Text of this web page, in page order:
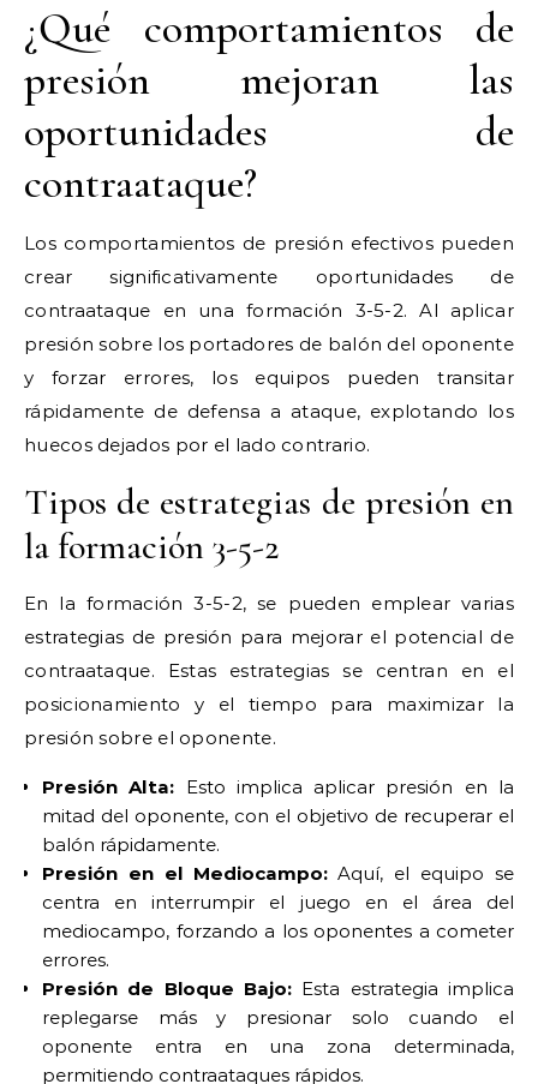
¿Qué comportamientos de
presión mejoran las
oportunidades de
contraataque?
Los comportamientos de presión efectivos pueden
crear significativamente oportunidades de
contraataque en una formación 3-5-2. Al aplicar
presión sobre los portadores de balón del oponente
y forzar errores, los equipos pueden transitar
rápidamente de defensa a ataque, explotando los
huecos dejados por el lado contrario.
Tipos de estrategias de presión en
la formación 3-5-2
En la formación 3-5-2, se pueden emplear varias
estrategias de presión para mejorar el potencial de
contraataque. Estas estrategias se centran en el
posicionamiento y el tiempo para maximizar la
presión sobre el oponente.
Presión Alta: Esto implica aplicar presión en la
mitad del oponente, con el objetivo de recuperar el
balón rápidamente.
Presión en el Mediocampo:Aquí, el equipo se
centra en interrumpir el juego en el área del
mediocampo, forzando a los oponentes a cometer
errores.
Presión de Bloque Bajo: Esta estrategia implica
replegarse más y presionar solo cuando el
oponente entra en una zona determinada,
permitiendo contraataques rápidos.